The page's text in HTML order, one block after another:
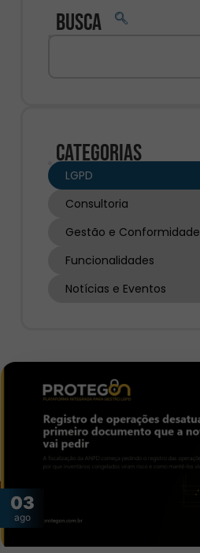
03
ago
Busca
Categorias
LGPD
Consultoria
Gestão e Conformidade
Funcionalidades
Notícias e Eventos